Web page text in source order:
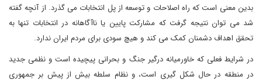
بدین معنی است که راه اصلاحات و توسعه از پل انتخابات می گذرد. از آنچه گفته
شد می توان نتیجه گرفت که مشارکت پایین یا ناآگاهانه در انتخابات تنها به
تحقق اهداف دشمنان کمک می کند و هیچ سودی برای مردم ایران ندارد.
در شرایط فعلی که خاورمیانه درگیر جنگ و بحرانی پیچیده است و نظمی جدید
در منطقه در حال شکل گیری است، و نظام سلطه بیش از پیش بر جمهوری